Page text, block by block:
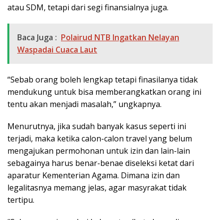
atau SDM, tetapi dari segi finansialnya juga.
Baca Juga : Polairud NTB Ingatkan Nelayan
Waspadai Cuaca Laut
“Sebab orang boleh lengkap tetapi finasilanya tidak
mendukung untuk bisa memberangkatkan orang ini
tentu akan menjadi masalah,” ungkapnya.
Menurutnya, jika sudah banyak kasus seperti ini
terjadi, maka ketika calon-calon travel yang belum
mengajukan permohonan untuk izin dan lain-lain
sebagainya harus benar-benae diseleksi ketat dari
aparatur Kementerian Agama. Dimana izin dan
legalitasnya memang jelas, agar masyrakat tidak
tertipu.